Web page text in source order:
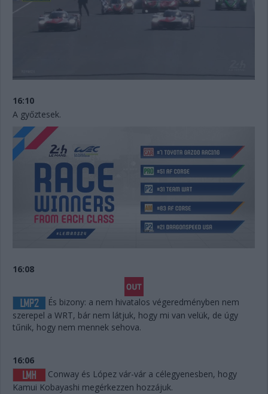
16:10
A győztesek.
16:08
És bizony: a nem hivatalos végeredményben nem
szerepel a WRT, bár nem látjuk, hogy mi van velük, de úgy
tűnik, hogy nem mennek sehova.
16:06
Conway és López vár-vár a célegyenesben, hogy
Kamui Kobayashi megérkezzen hozzájuk.